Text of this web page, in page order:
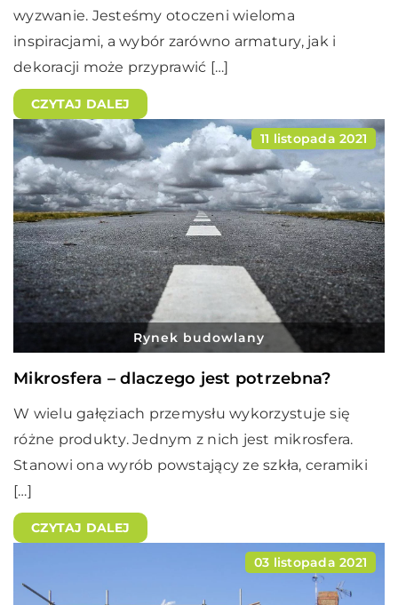
wyzwanie. Jesteśmy otoczeni wieloma
inspiracjami, a wybór zarówno armatury, jak i
dekoracji może przyprawić […]
CZYTAJ DALEJ
11 listopada 2021
Rynek budowlany
Mikrosfera – dlaczego jest potrzebna?
W wielu gałęziach przemysłu wykorzystuje się
różne produkty. Jednym z nich jest mikrosfera.
Stanowi ona wyrób powstający ze szkła, ceramiki
[…]
CZYTAJ DALEJ
03 listopada 2021